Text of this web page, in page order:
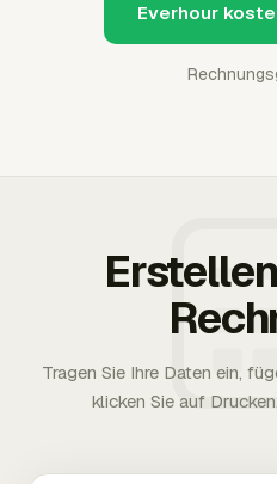
Everhour
Tragen Sie Ihre Daten ein,
klicken Sie auf